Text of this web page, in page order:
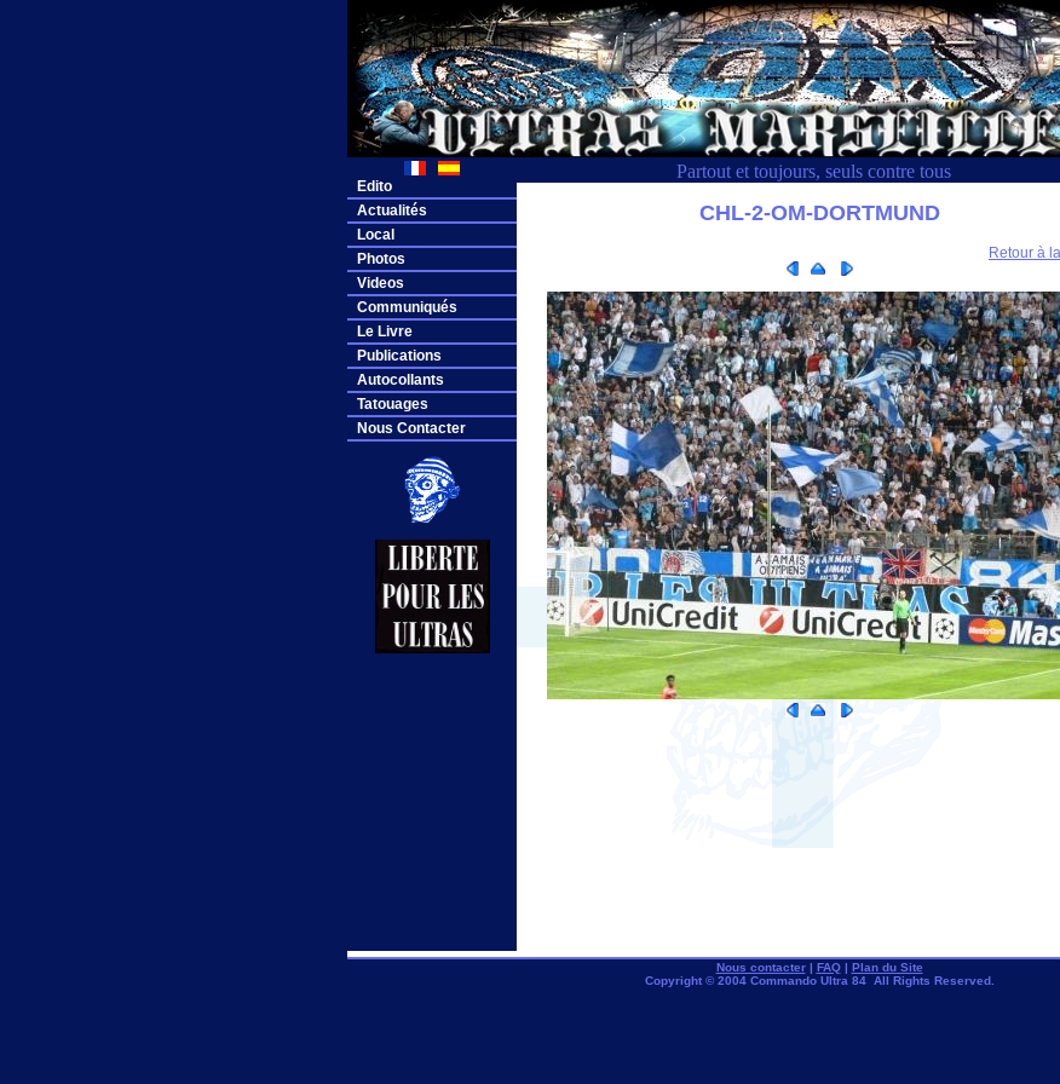
Partout et toujours, seuls contre tous
Edito
Actualités
Local
Photos
Videos
Communiqués
Le Livre
Publications
Autocollants
Tatouages
Nous Contacter
CHL-2-OM-DORTMUND
Retour à
Nous contacter| FAQ| Plan du Site
Copyright © 2004 Commando Ultra 84 All Rights Reserved.